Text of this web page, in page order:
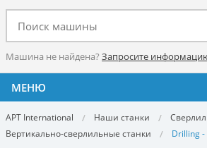
Машина не найдена? Запросите
МЕНЮ
APT International Наши станки
Вертикально-сверлильные станки
Drilling